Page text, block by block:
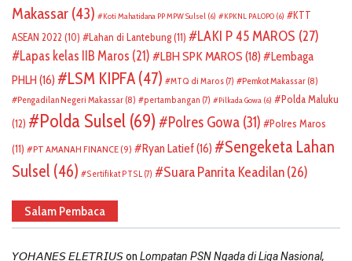
Makassar (43) Koti Mahatidana PP MPW Sulsel (6) KPKNL PALOPO (6)
KTT
ASEAN 2022 (10) Lahan di Lantebung(11) LAKI P 45 MAROS (27)
Lapas kelas IIB Maros (21) LBH SPK MAROS (18)
Lembaga
PHLH (16) LSM KIPFA (47) MTQ di Maros (7) Pemkot Makassar (8)
Pengadilan Negeri Makassar (8) pertambangan (7) Pilkada Gowa (6)
Polda Maluku
(12)
Polda Sulsel (69) Polres Gowa (31)
Polres Maros
(11)
PT AMANAH FINANCE(9) Ryan Latief(16)
Sengeketa Lahan
Sulsel (46) Sertifikat PTSL (7) Suara Panrita Keadilan(26)
Salam Pembaca
𝘠𝘖𝘏𝘈𝘕𝘌𝘚 𝘌𝘓𝘌𝘛𝘙𝘐𝘜𝘚on Lompatan PSN Ngada di Liga Nasional,